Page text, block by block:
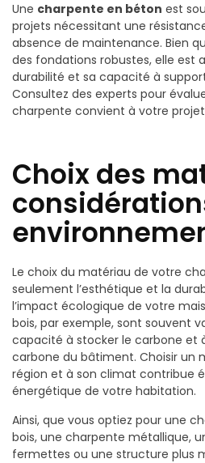
Une charpente en béton est
projets nécessitant une
absence de maintenance. Bien
des fondations robustes, elle est
durabilité et sa capacité à
Consultez des experts pour
charpente convient à votre
Choix des
Le choix du matériau de votre
seulement l’esthétique et la
l’impact écologique de votre
bois, par exemple, sont souvent
capacité à stocker le carbone et
carbone du bâtiment. Choisir un
région et à son climat contribue
énergétique de votre habitation.
Ainsi, que vous optiez pour une
bois, une charpente métallique,
fermettes ou une structure plus